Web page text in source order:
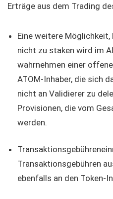
Erträge aus dem Trading
Eine weitere Möglichkeit,
nicht zu staken wird im
wahrnehmen einer
ATOM-Inhaber, die sich
nicht an Validierer zu
Provisionen, die vom
werden.
Transaktionsgebühren
ebenfalls an den Token-